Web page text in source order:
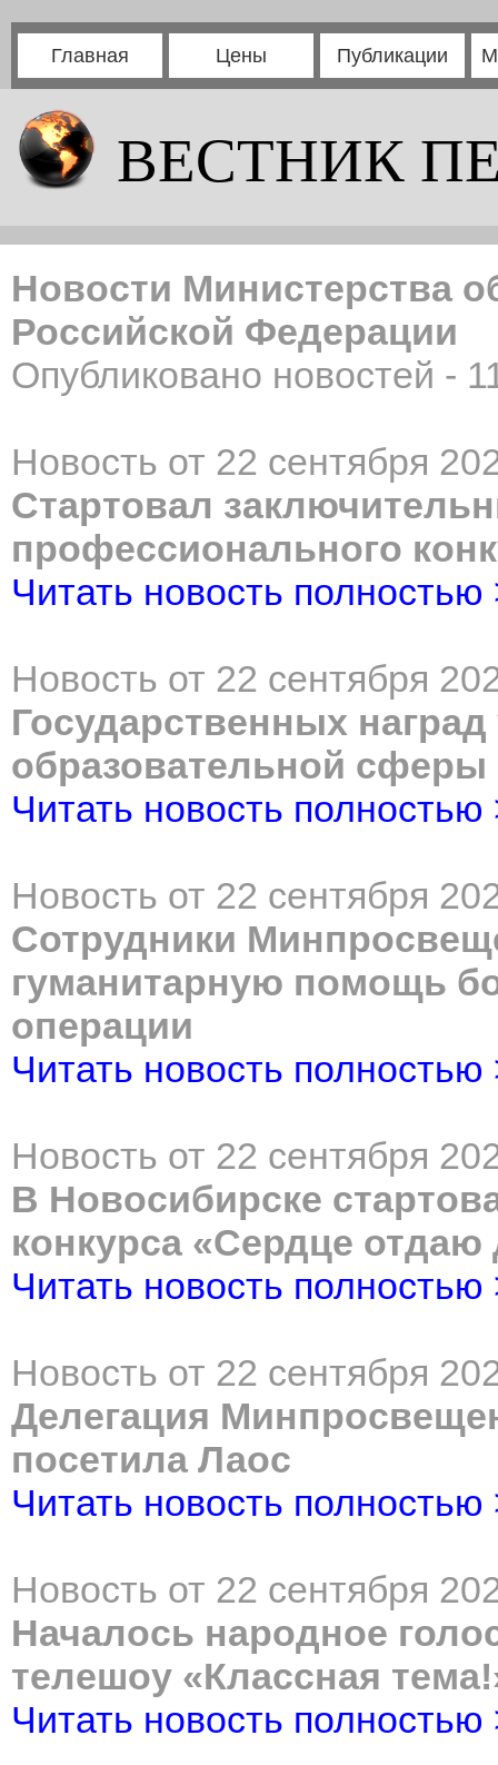
Главная Цены Публикации
ВЕСТНИК
Новости Министерства
Российской Федерации
Опубликовано новостей -
Новость от 22 сентября
Стартовал
профессионального
Читать новость полностью
Новость от 22 сентября
Государственных
образовательной сферы
Читать новость полностью
Новость от 22 сентября
Сотрудники
гуманитарную помощь
операции
Читать новость полностью
Новость от 22 сентября
В Новосибирске
конкурса «Сердце отдаю
Читать новость полностью
Новость от 22 сентября
Делегация
посетила Лаос
Читать новость полностью
Новость от 22 сентября
Началось народное
телешоу «Классная
Читать новость полностью